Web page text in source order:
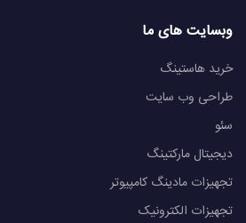
وبسایت های ما
خرید هاستینگ
طراحی وب سایت
سئو
دیجیتال مارکتینگ
تجهیزات مادینگ کامپیوتر
تجهیزات الکترونیک